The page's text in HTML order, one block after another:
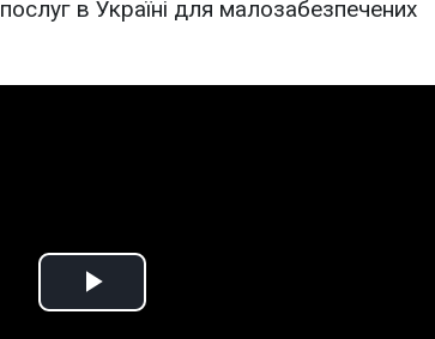
в Україні для малозабезпечених
Play